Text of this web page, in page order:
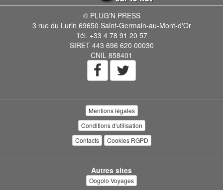
© PLUG'N PRESS
3 rue du Lurin 69650 Saint-Germain-au-Mont-d'Or
Tél. +33 4 78 91 20 57
SIRET 443 696 620 00030
CNIL 858401
Mentions légales
Conditions d'utilisation
Contacts
Cookies RGPD
Autres sites
Oogolo Voyages